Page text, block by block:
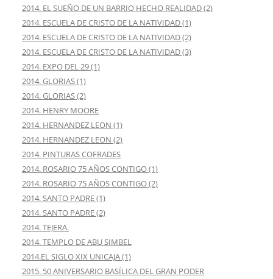
2014. EL SUEÑO DE UN BARRIO HECHO REALIDAD (2)
2014. ESCUELA DE CRISTO DE LA NATIVIDAD (1)
2014. ESCUELA DE CRISTO DE LA NATIVIDAD (2)
2014. ESCUELA DE CRISTO DE LA NATIVIDAD (3)
2014. EXPO DEL 29 (1)
2014. GLORIAS (1)
2014. GLORIAS (2)
2014. HENRY MOORE
2014. HERNANDEZ LEON (1)
2014. HERNANDEZ LEON (2)
2014. PINTURAS COFRADES
2014. ROSARIO 75 AÑOS CONTIGO (1)
2014. ROSARIO 75 AÑOS CONTIGO (2)
2014. SANTO PADRE (1)
2014. SANTO PADRE (2)
2014. TEJERA.
2014. TEMPLO DE ABU SIMBEL
2014.EL SIGLO XIX UNICAJA (1)
2015. 50 ANIVERSARIO BASÍLICA DEL GRAN PODER